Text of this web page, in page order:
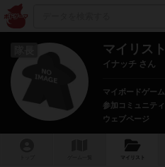
マイリスト
イナッチ さん
マイボードゲーム
参加コミュニティ
ウェブページ
マイリスト